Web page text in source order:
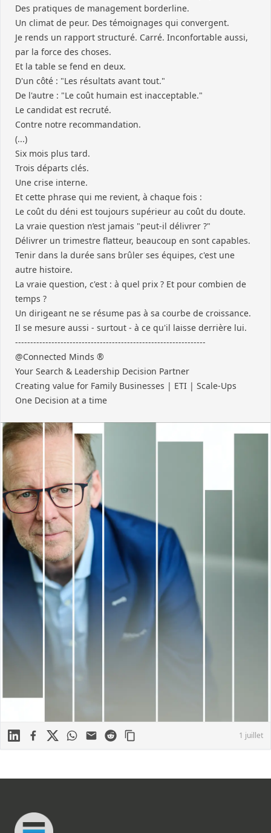
Des pratiques de management borderline.
Un climat de peur. Des témoignages qui convergent.
Je rends un rapport structuré. Carré. Inconfortable aussi,
par la force des choses.
Et la table se fend en deux.
D'un côté : "Les résultats avant tout."
De l'autre : "Le coût humain est inacceptable."
Le candidat est recruté.
Contre notre recommandation.
(...)
Six mois plus tard.
Trois départs clés.
Une crise interne.
Et cette phrase qui me revient, à chaque fois :
Le coût du déni est toujours supérieur au coût du doute.
La vraie question n’est jamais "peut-il délivrer ?"
Délivrer un trimestre flatteur, beaucoup en sont capables.
Tenir dans la durée sans brûler ses équipes, c'est une
autre histoire.
La vraie question, c'est : à quel prix ? Et pour combien de
temps ?
Un dirigeant ne se résume pas à sa courbe de croissance.
Il se mesure aussi - surtout - à ce qu'il laisse derrière lui.
---------------------------------------------------------------
@Connected Minds ®
Your Search & Leadership Decision Partner
Creating value for Family Businesses | ETI | Scale-Ups
One Decision at a time
LinkedinFacebook
X WhatsApp
Mail Reddit 1 juillet
Connected Minds